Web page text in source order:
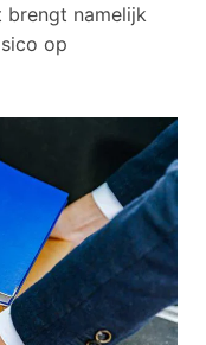
namelijk
op